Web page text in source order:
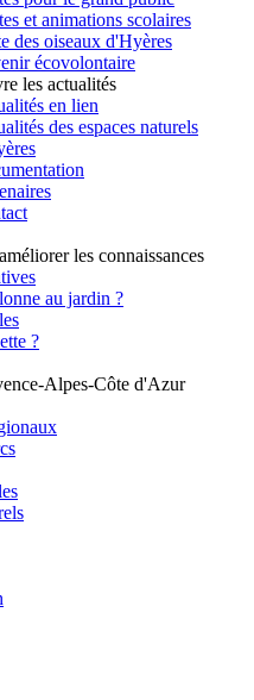
et animations scolaires
des oiseaux d'Hyères
écovolontaire
les actualités
en lien
des espaces naturels
les connaissances
au jardin ?
?
Alpes-Côte d'Azur